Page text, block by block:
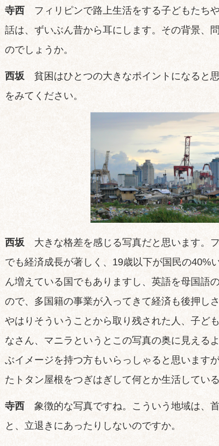
寺西 フィリピンで路上生活をする子どもたち
話は、ずいぶん昔から耳にします。その背景、
のでしょうか。
西坂 貧困はひとつの大きなポイントになると
をみてください。
西坂 大きな格差を感じる写真だと思います。
でも経済成長が著しく、 19歳以下が国民の40%
ん増えている国でもありますし、英語を母国語
ので、多国籍の事業が入ってきて経済も後押し
やはりそういうことから取り残された人、子ど
なさん、マニラというとこの写真の奥に見える
ぶイメージを持つ方もいらっしゃると思います
たトタン屋根をつぎはぎして何とか生活してい
寺西 象徴的な写真ですね。こういう地域は、
と、立退きにあったりしないのですか。